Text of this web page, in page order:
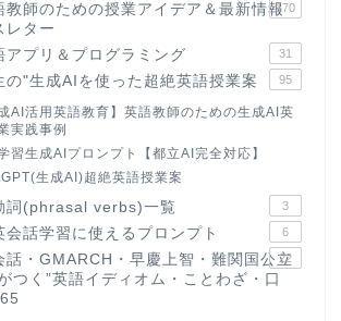
教師のための授業アイデア＆最新情報
レター
170
アプリ＆プログラミング 31
の"生成AIを使った超絶英語授業案 95
成AI活用英語教育】英語教師のための生成AI英
実践事例
習生成AIプロンプト【都立AI完全対応】
生成AI)超絶英語授業案
詞(phrasal verbs)一覧 3
会話学習に使えるプロンプト 6
話・GMARCH・早慶上智・難関国公立
つく”英語イディオム・ことわざ・口
22